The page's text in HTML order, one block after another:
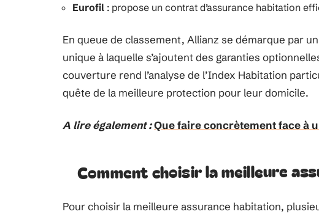
Eurofil : propose un contrat d’assurance habitation
En queue de classement, Allianz se démarque par
unique à laquelle s’ajoutent des garanties
couverture rend l’analyse de l’Index Habitation
quête de la meilleure protection pour leur domicile.
A lire également :Que faire concrètement face à
Comment choisir la meilleure
Pour choisir la meilleure assurance habitation,